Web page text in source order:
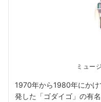
ミュー
1970年から1980年にか
発した「ゴダイゴ」の有